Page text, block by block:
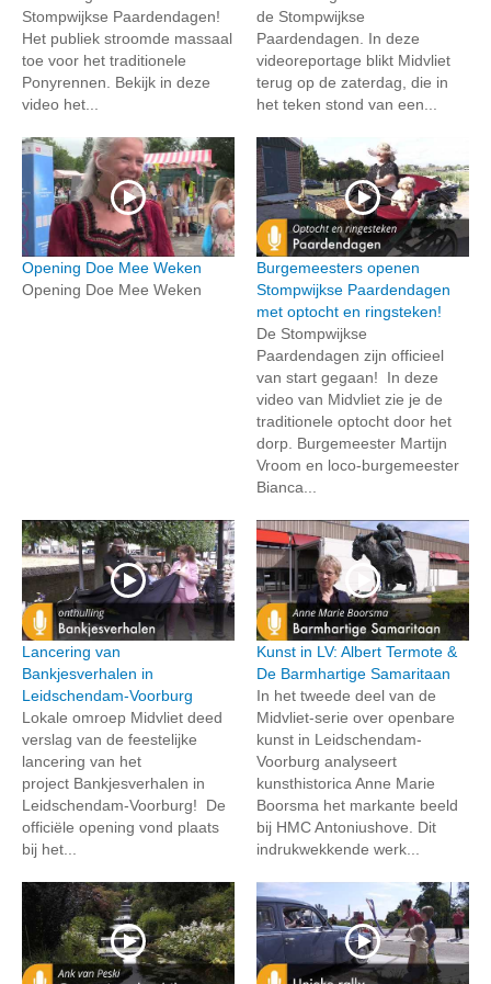
Stompwijkse Paardendagen!
Het publiek stroomde massaal
toe voor het traditionele
Ponyrennen. Bekijk in deze
video het...
de Stompwijkse
Paardendagen. In deze
videoreportage blikt Midvliet
terug op de zaterdag, die in
het teken stond van een...
Opening Doe Mee Weken
Opening Doe Mee Weken
Burgemeesters openen
Stompwijkse Paardendagen
met optocht en ringsteken!
De Stompwijkse
Paardendagen zijn officieel
van start gegaan! In deze
video van Midvliet zie je de
traditionele optocht door het
dorp. Burgemeester Martijn
Vroom en loco-burgemeester
Bianca...
Lancering van
Bankjesverhalen in
Leidschendam-Voorburg
Lokale omroep Midvliet deed
verslag van de feestelijke
lancering van het
project Bankjesverhalen in
Leidschendam-Voorburg! De
officiële opening vond plaats
bij het...
Kunst in LV: Albert Termote &
De Barmhartige Samaritaan
In het tweede deel van de
Midvliet-serie over openbare
kunst in Leidschendam-
Voorburg analyseert
kunsthistorica Anne Marie
Boorsma het markante beeld
bij HMC Antoniushove. Dit
indrukwekkende werk...